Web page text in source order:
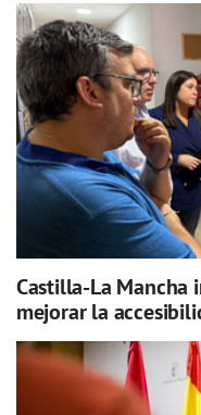
Castilla-La Mancha
mejorar la